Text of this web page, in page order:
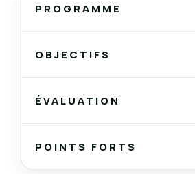
PROGRAMME
OBJECTIFS
ÉVALUATION
Pendant
POINTS FORTS